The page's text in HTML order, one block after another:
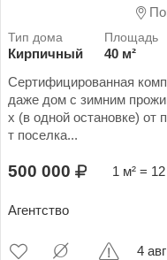
Кирпичный
40 м²
Сертифицированная
даже дом с зимним
х (в одной остановке)
т поселка...
500 000 1 м² =
Агентство
4